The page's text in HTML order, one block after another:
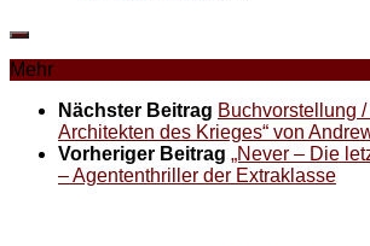
Mehr
Nächster Beitrag Buchvorstellung
Architekten des Krieges“ von
Vorheriger Beitrag „Never – Die
– Agententhriller der Extraklasse